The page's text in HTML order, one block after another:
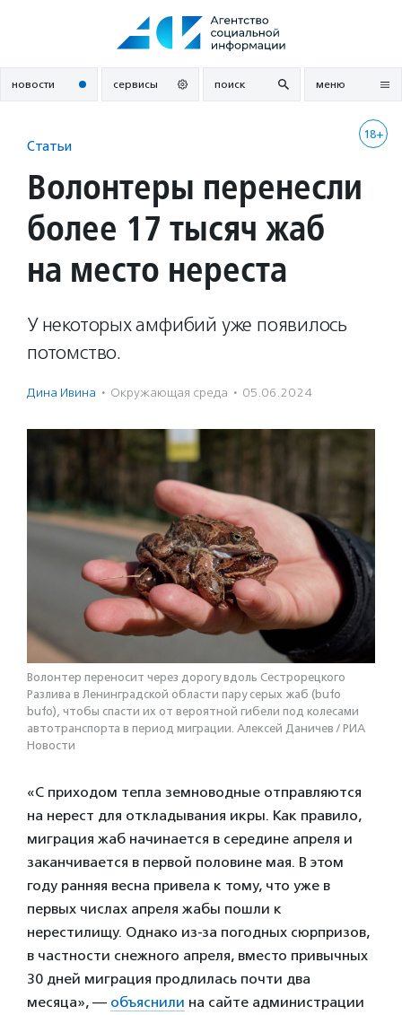
новости сервисы поиск меню
18+
Статьи
Волонтеры перенесли
более 17 тысяч жаб
на место нереста
У некоторых амфибий уже появилось
потомство.
Дина Ивина · Окружающая среда · 05.06.2024
Волонтер переносит через дорогу вдоль Сестрорецкого
Разлива в Ленинградской области пару серых жаб (bufo
bufo), чтобы спасти их от вероятной гибели под колесами
автотранспорта в период миграции. Алексей Даничев / РИА
Новости
«С приходом тепла земноводные отправляются
на нерест для откладывания икры. Как правило,
миграция жаб начинается в середине апреля и
заканчивается в первой половине мая. В этом
году ранняя весна привела к тому, что уже в
первых числах апреля жабы пошли к
нерестилищу. Однако из-за погодных сюрпризов,
в частности снежного апреля, вместо привычных
30 дней миграция продлилась почти два
месяца», — объяснили на сайте администрации